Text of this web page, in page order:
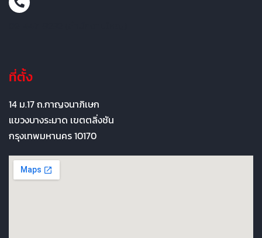
ที่ตั้ง
14 ม.17 ถ.กาญจนาภิเษก
แขวงบางระมาด เขตตลิ่งชัน
กรุงเทพมหานคร 10170